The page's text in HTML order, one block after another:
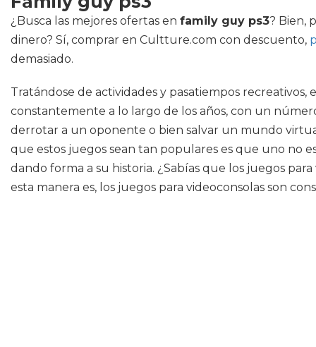
¿Busca las mejores ofertas en family guy ps3? Bien,
dinero? Sí, comprar en Cultture.com con descuento,
demasiado.
Tratándose de actividades y pasatiempos
constantemente a lo largo de los años, con un
derrotar a un oponente o bien salvar un mundo
que estos juegos sean tan populares es que uno no
dando forma a su historia. ¿Sabías que los juegos
esta manera es, los juegos para videoconsolas son